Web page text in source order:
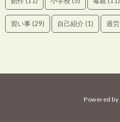
習い事(29) 自己紹介 (1) 過労
Powered by